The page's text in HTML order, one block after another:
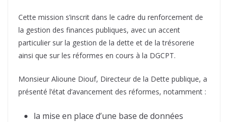
Cette mission s’inscrit dans le cadre du renforcement de
la gestion des finances publiques, avec un accent
particulier sur la gestion de la dette et de la trésorerie
ainsi que sur les réformes en cours à la DGCPT.
Monsieur Alioune Diouf, Directeur de la Dette publique, a
présenté l’état d’avancement des réformes, notamment :
la mise en place d’une base de données